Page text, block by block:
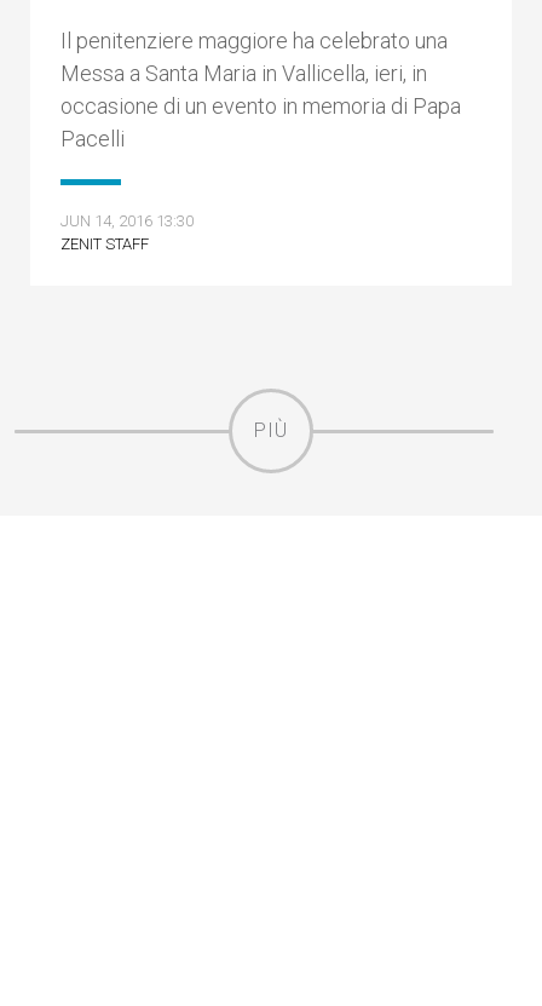
Il penitenziere maggiore ha celebrato una
Messa a Santa Maria in Vallicella, ieri, in
occasione di un evento in memoria di Papa
Pacelli
JUN 14, 2016 13:30
ZENIT STAFF
PIÙ